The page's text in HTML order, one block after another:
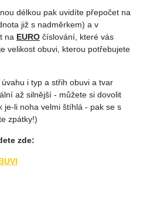
délkou pak uvidíte přepočet na
již s nadměrkem) a v
na EURO číslování, které vás
velikost obuvi, kterou potřebujete
i typ a střih obuvi a tvar
až silnější - můžete si dovolit
li noha velmi štíhlá - pak se s
zpátky!)
zde: